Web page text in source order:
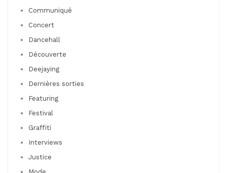
Communiqué
Concert
Dancehall
Découverte
Deejaying
Dernières sorties
Featuring
Festival
Graffiti
Interviews
Justice